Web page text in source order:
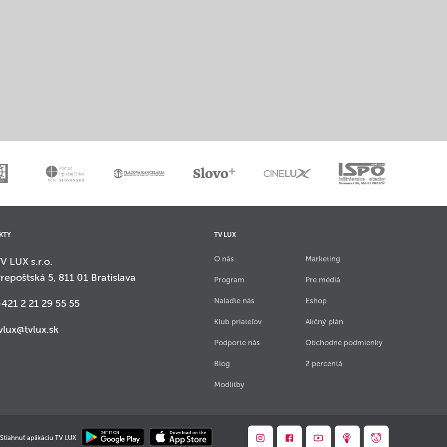
LUX s.r.o.
5, 811 01 Bratislava
2 21 29 55 55
TV LUX
O nás
Program
Nalaďte nás
Klub priateľov
Podporte nás
Blog
Modlitby
Marketing
Pre médiá
Eshop
Akčný plán
Obchodné podmienky
2 percentá
Stiahnuť aplikáciu TV LUX